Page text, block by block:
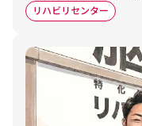
リハビリセンター